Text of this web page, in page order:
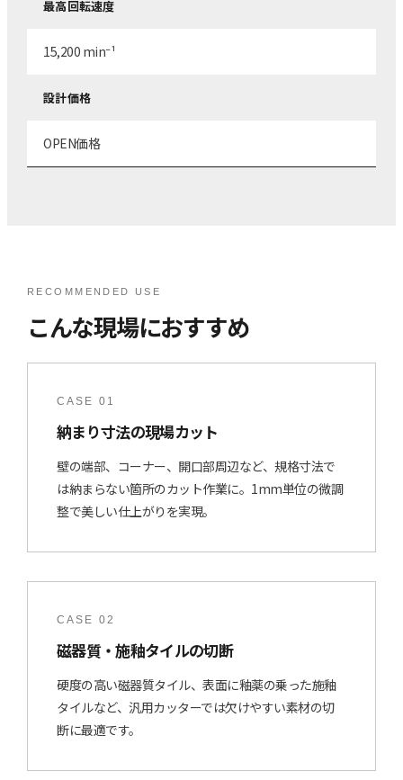
最高回転速度
15,200 min⁻¹
設計価格
OPEN価格
RECOMMENDED USE
こんな現場におすすめ
CASE 01
納まり寸法の現場カット
壁の端部、コーナー、開口部周辺など、規格寸法で
は納まらない箇所のカット作業に。1mm単位の微調
整で美しい仕上がりを実現。
CASE 02
磁器質・施釉タイルの切断
硬度の高い磁器質タイル、表面に釉薬の乗った施釉
タイルなど、汎用カッターでは欠けやすい素材の切
断に最適です。